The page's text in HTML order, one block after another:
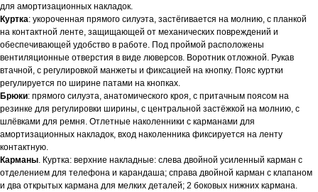
для амортизационных накладок.
Куртка: укороченная прямого силуэта, застёгивается на молнию, с планкой
на контактной ленте, защищающей от механических повреждений и
обеспечивающей удобство в работе. Под проймой расположены
вентиляционные отверстия в виде люверсов. Воротник отложной. Рукав
втачной, с регулировкой манжеты и фиксацией на кнопку. Пояс куртки
регулируется по ширине патами на кнопках.
Брюки: прямого силуэта, анатомического кроя, с притачным поясом на
резинке для регулировки ширины, с центральной застёжкой на молнию, с
шлёвками для ремня. Отлетные наколенники с карманами для
амортизационных накладок, вход наколенника фиксируется на ленту
контактную.
Карманы. Куртка: верхние накладные: слева двойной усиленный карман с
отделением для телефона и карандаша; справа двойной карман с клапаном
и два открытых кармана для мелких деталей; 2 боковых нижних кармана.